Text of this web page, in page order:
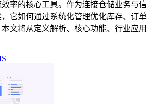
率的核心工具。作为连接仓储业务与信
它如何通过系统化管理优化库存、订单
文将从定义解析、核心功能、行业应用